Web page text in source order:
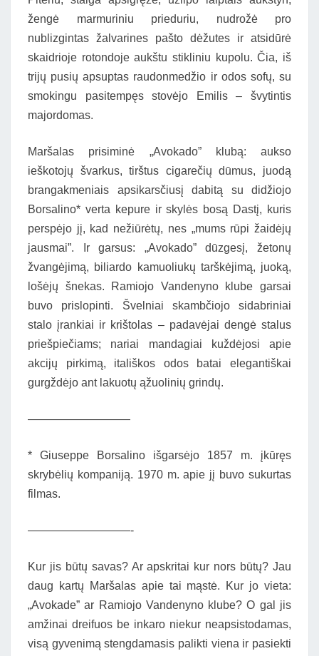
žengė marmuriniu prieduriu, nudrožė pro
nublizgintas žalvarines pašto dėžutes ir atsidūrė
skaidrioje rotondoje aukštu stikliniu kupolu. Čia, iš
trijų pusių apsuptas raudonmedžio ir odos sofų, su
smokingu pasitempęs stovėjo Emilis – švytintis
majordomas.
Maršalas prisiminė „Avokado” klubą: aukso
ieškotojų švarkus, tirštus cigarečių dūmus, juodą
brangakmeniais apsikarsčiusį dabitą su didžiojo
Borsalino* verta kepure ir skylės bosą Dastį, kuris
perspėjo jį, kad nežiūrėtų, nes „mums rūpi žaidėjų
jausmai”. Ir garsus: „Avokado” dūzgesį, žetonų
žvangėjimą, biliardo kamuoliukų tarškėjimą, juoką,
lošėjų šnekas. Ramiojo Vandenyno klube garsai
buvo prislopinti. Švelniai skambčiojo sidabriniai
stalo įrankiai ir krištolas – padavėjai dengė stalus
priešpiečiams; nariai mandagiai kuždėjosi apie
akcijų pirkimą, itališkos odos batai elegantiškai
gurgždėjo ant lakuotų ąžuolinių grindų.
—————————
* Giuseppe Borsalino išgarsėjo 1857 m. įkūręs
skrybėlių kompaniją. 1970 m. apie jį buvo sukurtas
filmas.
—————————-
Kur jis būtų savas? Ar apskritai kur nors būtų? Jau
daug kartų Maršalas apie tai mąstė. Kur jo vieta:
„Avokade” ar Ramiojo Vandenyno klube? O gal jis
amžinai dreifuos be inkaro niekur neapsistodamas,
visą gyvenimą stengdamasis palikti viena ir pasiekti